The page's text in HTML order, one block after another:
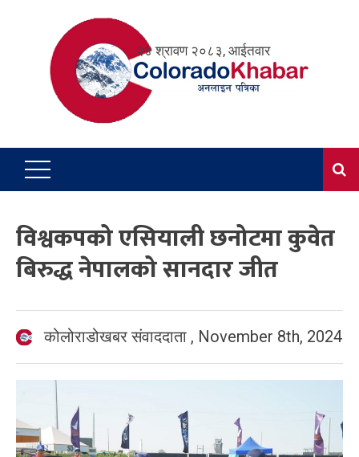
२४ श्रावण २०८३, आईतवार
विश्वकपको एसियाली छनोटमा कुवेत
बिरुद्ध नेपालको सानदार जीत
कोलोराडोखबर संवाददाता , November 8th, 2024